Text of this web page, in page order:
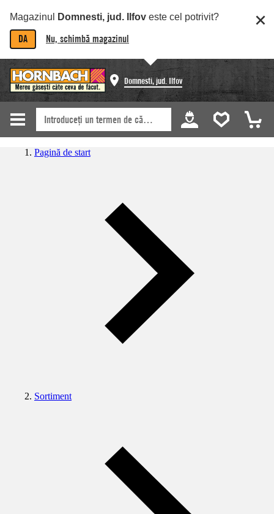
Magazinul Domnesti, jud. Ilfov este cel potrivit?
DA Nu, schimbă magazinul
Domnesti, jud. Ilfov
Pagină de start
Sortiment